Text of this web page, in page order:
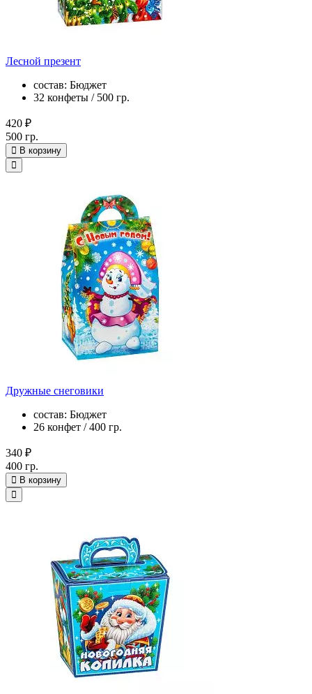
Лесной презент
состав: Бюджет
32 конфеты / 500 гр.
420 ₽
500 гр.
В корзину
Дружные снеговики
состав: Бюджет
26 конфет / 400 гр.
340 ₽
400 гр.
В корзину